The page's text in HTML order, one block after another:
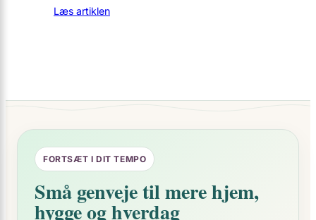
Læs artiklen
FORTSÆT I DIT TEMPO
Små genveje til mere hjem,
hygge og hverdag